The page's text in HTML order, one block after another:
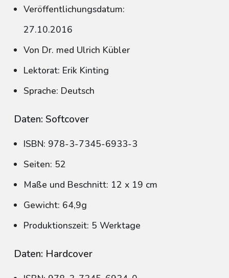
Veröffentlichungsdatum:
27.10.2016
Von Dr. med Ulrich Kübler
Lektorat: Erik Kinting
Sprache: Deutsch
Daten: Softcover
ISBN: 978-3-7345-6933-3
Seiten: 52
Maße und Beschnitt: 12 x 19 cm
Gewicht: 64,9g
Produktionszeit: 5 Werktage
Daten: Hardcover